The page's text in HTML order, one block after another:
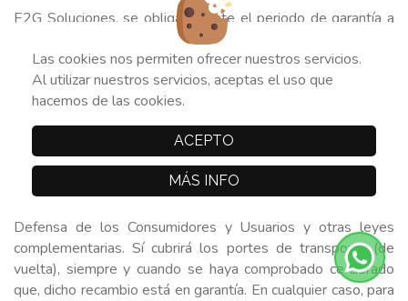
Las cookies nos permiten ofrecer nuestros servicios.
Al utilizar nuestros servicios, aceptas el uso que
hacemos de las cookies.
ACEPTO
MÁS INFO
E2G Soluciones, se obliga durante el periodo de garantía a
reparar la pieza deteriorada. Será facultad del vendedor
optar por la reparación o la sustitución de la pieza por otra
de sus mismas características. Si la reparación no es posible
o es desproporcionada y el vendedor no puede ofrecer la
sustitución, el comprador podrá optar por una rebaja
adecuada en el precio o por la resolución del contrato con
devolución del precio. Todo ello de conformidad con el Real
Decreto Legislativo 1/2007, de 16 de noviembre, por el
Defensa de los Consumidores y Usuarios y otras leyes
complementarias. Sí cubrirá los portes de transporte (de
vuelta), siempre y cuando se haya comprobado cerciorado
que, dicho recambio está en garantía. En cualquier caso, para